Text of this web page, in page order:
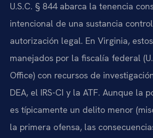
U.S.C. § 844 abarca la tenencia
intencional de una sustancia
autorización legal. En Virginia,
manejados por la fiscalía federal
Office) con recursos de
DEA, el IRS-CI y la ATF. Aunque la
es típicamente un delito menor
la primera ofensa, las